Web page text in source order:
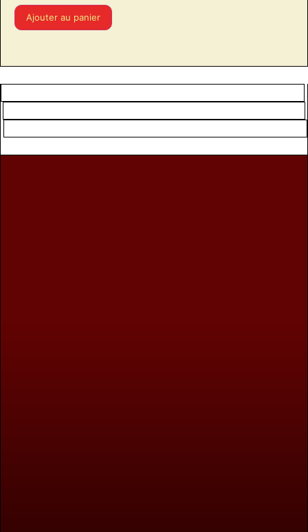
Ajouter au panier